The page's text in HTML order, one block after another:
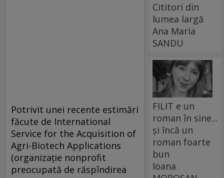
Potrivit unei recente estimări
făcute de International
Service for the Acquisition of
Agri-Biotech Applications
(organizaţie nonprofit
preocupată de răspîndirea
Cititori din
lumea largă
Ana Maria
SANDU
FILIT e un
roman în sine...
și încă un
roman foarte
bun
Ioana